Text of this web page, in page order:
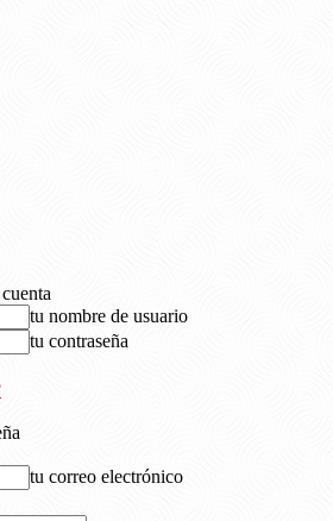
tu nombre de usuario
tu contraseña
tu correo electrónico